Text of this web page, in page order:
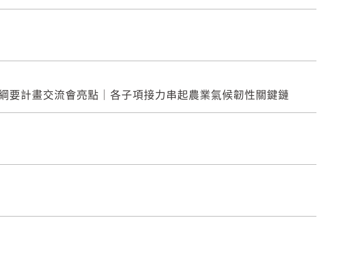
要計畫交流會亮點｜各子項接力串起農業氣候韌性關鍵鏈